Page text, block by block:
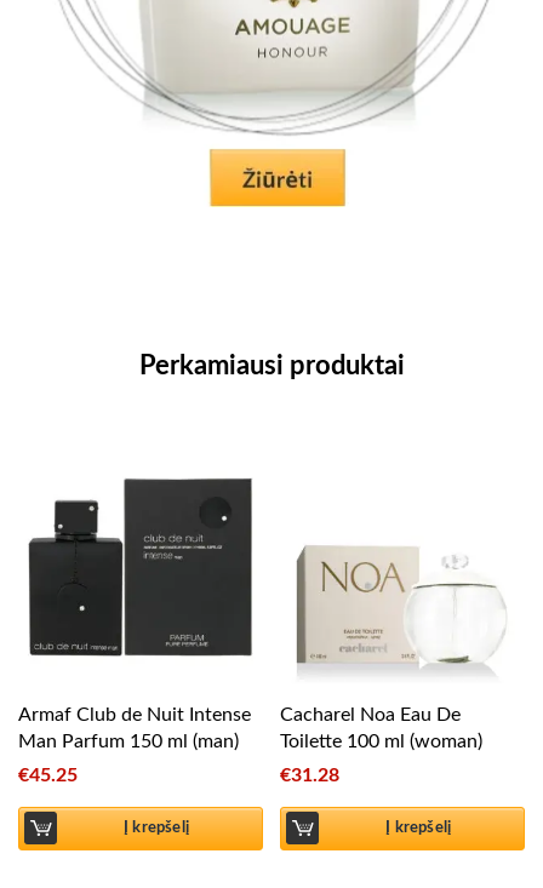
Perkamiausi produktai
Armaf Club de Nuit Intense
Man Parfum 150 ml (man)
€45.25
Į krepšelį
Cacharel Noa Eau De
Toilette 100 ml (woman)
€31.28
Į krepšelį